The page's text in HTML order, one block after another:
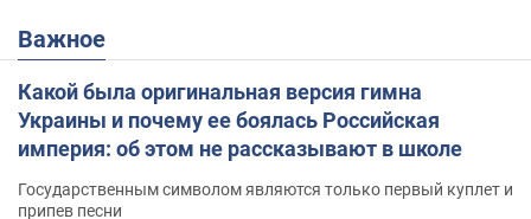
Важное
Какой была оригинальная версия гимна
Украины и почему ее боялась Российская
империя: об этом не рассказывают в школе
Государственным символом являются только первый куплет и
припев песни